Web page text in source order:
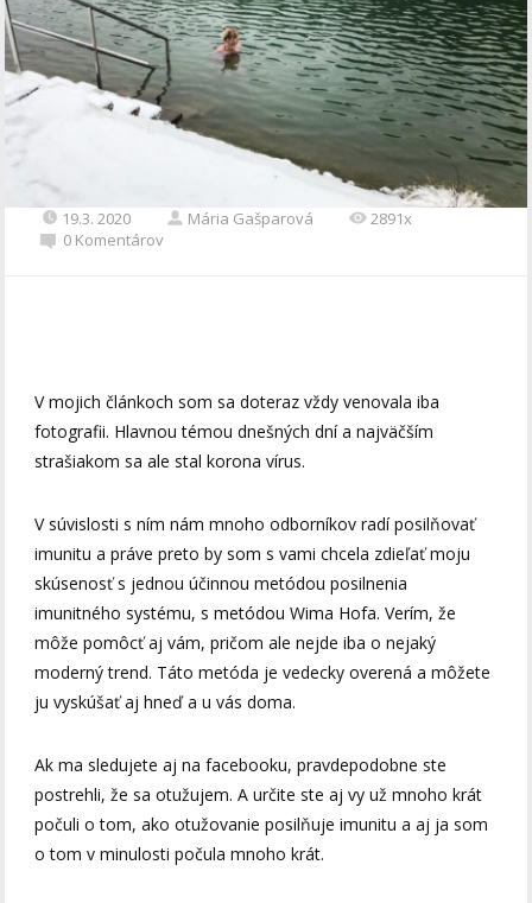
19.3. 2020 Mária Gašparová
2891x
0 Komentárov
V mojich článkoch som sa doteraz vždy venovala iba
fotografii. Hlavnou témou dnešných dní a najväčším
strašiakom sa ale stal korona vírus.
V súvislosti s ním nám mnoho odborníkov radí posilňovať
imunitu a práve preto by som s vami chcela zdieľať moju
skúsenosť s jednou účinnou metódou posilnenia
imunitného systému, s metódou Wima Hofa. Verím, že
môže pomôcť aj vám, pričom ale nejde iba o nejaký
moderný trend. Táto metóda je vedecky overená a môžete
ju vyskúšať aj hneď a u vás doma.
Ak ma sledujete aj na facebooku, pravdepodobne ste
postrehli, že sa otužujem. A určite ste aj vy už mnoho krát
počuli o tom, ako otužovanie posilňuje imunitu a aj ja som
o tom v minulosti počula mnoho krát.